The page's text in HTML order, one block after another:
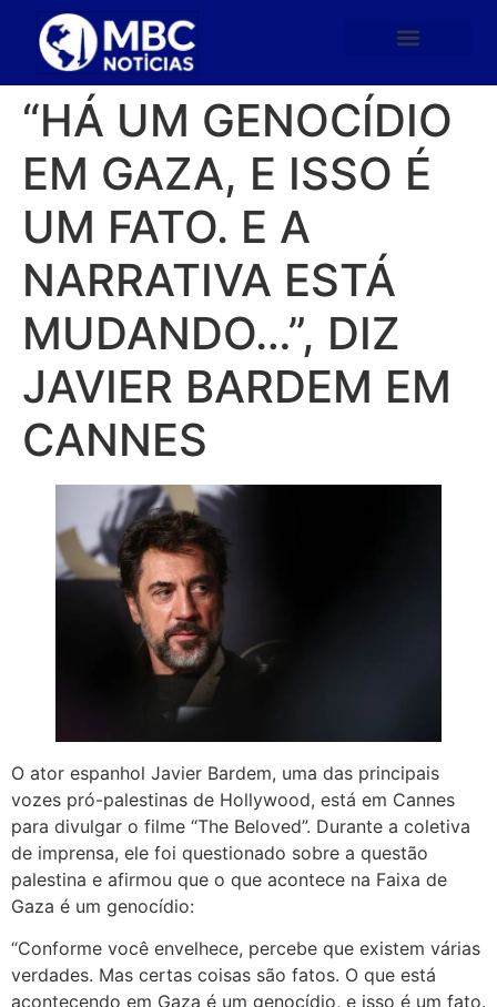
“HÁ UM GENOCÍDIO
EM GAZA, E ISSO É
UM FATO. E A
NARRATIVA ESTÁ
MUDANDO…”, DIZ
JAVIER BARDEM EM
CANNES
O ator espanhol Javier Bardem, uma das principais
vozes pró-palestinas de Hollywood, está em Cannes
para divulgar o filme “The Beloved”. Durante a coletiva
de imprensa, ele foi questionado sobre a questão
palestina e afirmou que o que acontece na Faixa de
Gaza é um genocídio:
“Conforme você envelhece, percebe que existem várias
verdades. Mas certas coisas são fatos. O que está
acontecendo em Gaza é um genocídio, e isso é um fato.